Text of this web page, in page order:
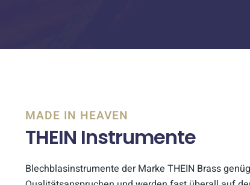
MADE IN HEAVEN
THEIN Instrumente
Blechblasinstrumente der Marke THEIN Brass